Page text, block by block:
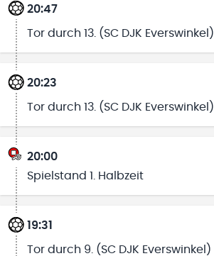
20:47
Tor durch 13. (SC DJK Everswinkel)
20:23
Tor durch 13. (SC DJK Everswinkel)
20:00
Spielstand 1. Halbzeit
19:31
Tor durch 9. (SC DJK Everswinkel)